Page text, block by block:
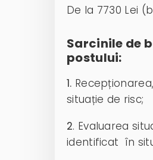
De la 7730 Lei
Sarcinile de
postului:
1.
situație de risc;
2. Evaluarea
identificat în